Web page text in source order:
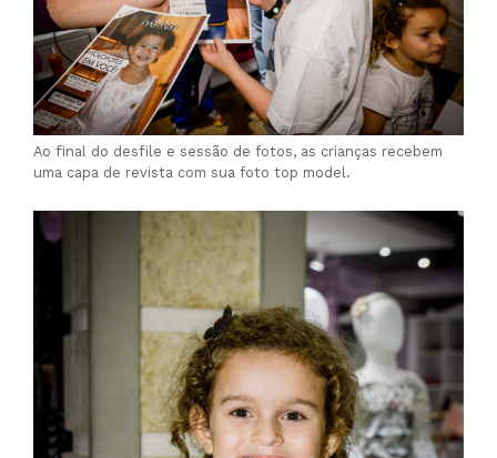
Ao final do desfile e sessão de fotos, as crianças recebem
uma capa de revista com sua foto top model.